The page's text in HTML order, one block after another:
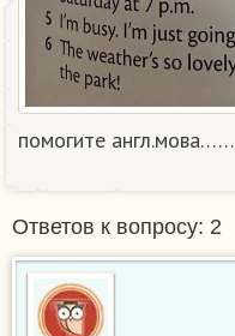
помогите англ.мова……
Ответов к вопросу: 2